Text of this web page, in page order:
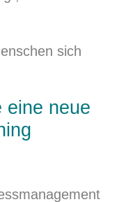
sich
eine neue